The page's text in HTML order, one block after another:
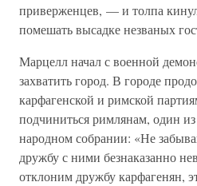
приверженцев, — и толпа
помешать высадке незваных
Марцелл начал с военной
захватить город. В городе
карфагенской и римской
подчиниться римлянам, один
народном собрании: «Не
дружбу с ними безнаказанно
отклоним дружбу карфагенян,